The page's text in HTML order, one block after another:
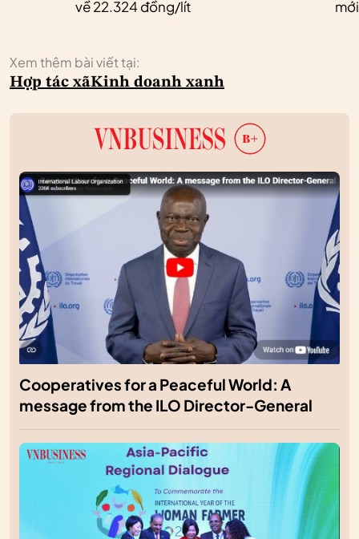
về 22.324 đồng/lít
Xem thêm bài viết tại:
Hợp tác xãKinh doanh xanh
Cooperatives for a Peaceful World: A
message from the ILO Director-General